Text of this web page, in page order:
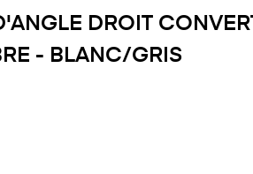
DROIT
- BLANC/GRIS